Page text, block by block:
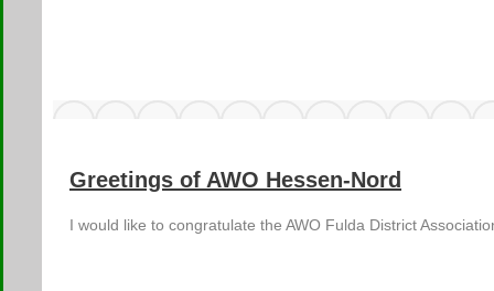
Greetings of AWO Hessen-Nord
I would like to congratulate the AWO Fulda District